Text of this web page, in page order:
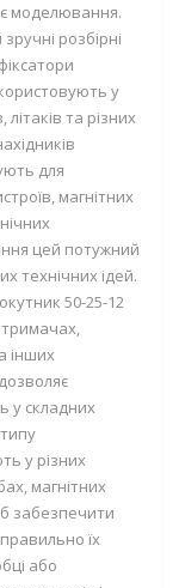
моделювання.
розбірні
у
та різних
для
магнітних
цей потужний
технічних ідей.
50-25-12
тримачах,
інших
у складних
у різних
магнітних
забезпечити
їх
або